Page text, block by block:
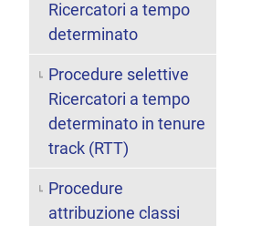
Ricercatori a tempo
determinato
Procedure selettive
Ricercatori a tempo
determinato in tenure
track (RTT)
Procedure
attribuzione classi